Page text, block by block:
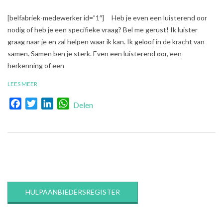
2017-
[belfabriek-medewerker id=”1″] Heb je even een luisterend oor
nodig of heb je een specifieke vraag? Bel me gerust! Ik luister
graag naar je en zal helpen waar ik kan. Ik geloof in de kracht van
samen. Samen ben je sterk. Even een luisterend oor, een
herkenning of een
LEES MEER
FacebookTwitterLinkedInWhatsApp
Delen
HULPAANBIEDERSREGISTER